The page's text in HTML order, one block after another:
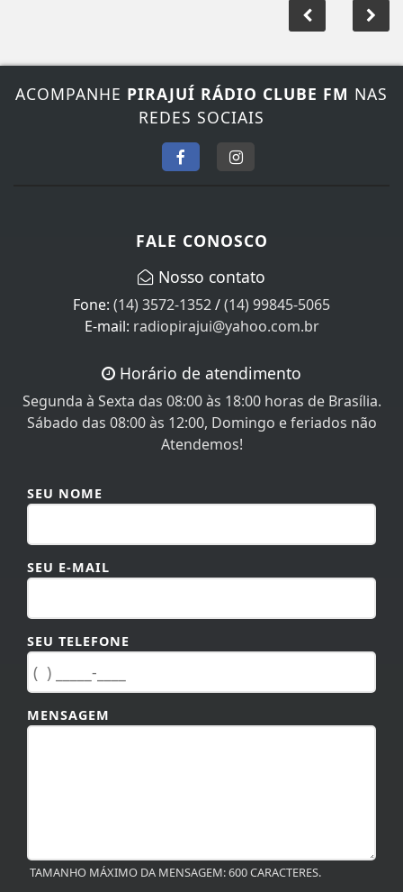
ACOMPANHE PIRAJUÍ RÁDIO CLUBE FM NAS
REDES SOCIAIS
FALE CONOSCO
Nosso contato
Fone: (14) 3572-1352/(14) 99845-5065
E-mail: radiopirajui@yahoo.com.br
Horário de atendimento
Segunda à Sexta das 08:00 às 18:00 horas de Brasília.
Sábado das 08:00 às 12:00, Domingo e feriados não
Atendemos!
SEU NOME
SEU E-MAIL
SEU TELEFONE
MENSAGEM
TAMANHO MÁXIMO DA MENSAGEM: 600 CARACTERES.